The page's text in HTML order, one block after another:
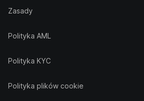
Zasady
Polityka AML
Polityka KYC
Polityka plików cookie